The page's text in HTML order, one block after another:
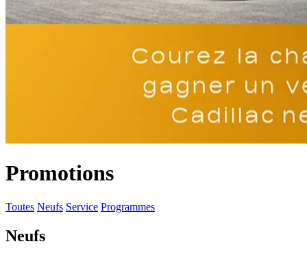
Promotions
Toutes Neufs Service Programmes
Neufs